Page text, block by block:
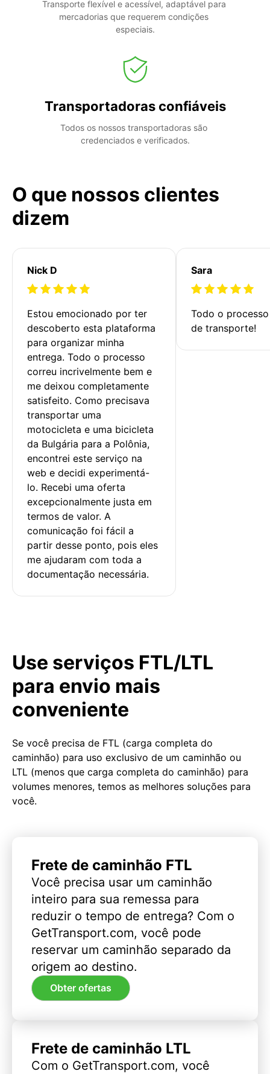
Transporte flexível e acessível, adaptável para
mercadorias que requerem condições
especiais.
Transportadoras confiáveis
Todos os nossos transportadoras são
credenciados e verificados.
O que nossos clientes
dizem
Nick D
Estou emocionado por ter
descoberto esta plataforma
para organizar minha
entrega. Todo o processo
correu incrivelmente bem e
me deixou completamente
satisfeito. Como precisava
transportar uma
motocicleta e uma bicicleta
da Bulgária para a Polônia,
encontrei este serviço na
web e decidi experimentá-
lo. Recebi uma oferta
excepcionalmente justa em
termos de valor. A
comunicação foi fácil a
partir desse ponto, pois eles
me ajudaram com toda a
documentação necessária.
Sara
Todo o
de transporte!
Use serviços FTL/LTL
para envio mais
conveniente
Se você precisa de FTL (carga completa do
caminhão) para uso exclusivo de um caminhão ou
LTL (menos que carga completa do caminhão) para
volumes menores, temos as melhores soluções para
você.
Frete de caminhão FTL
Você precisa usar um caminhão
inteiro para sua remessa para
reduzir o tempo de entrega? Com o
GetTransport.com, você pode
reservar um caminhão separado da
origem ao destino.
Obter ofertas
Frete de caminhão LTL
Com o GetTransport.com, você